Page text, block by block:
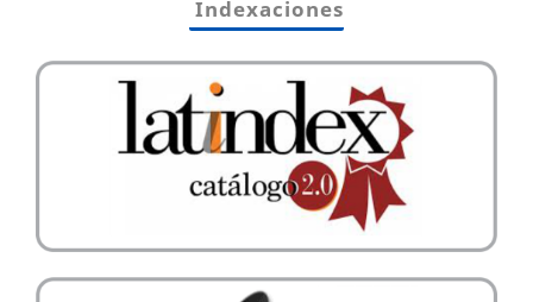
Indexaciones